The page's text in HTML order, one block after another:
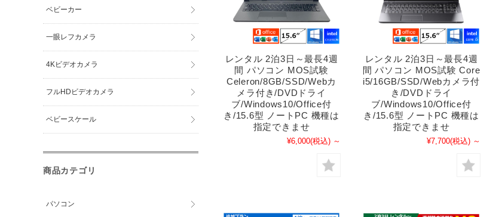
レンタル 2泊3日～最長4週
間 パソコン MOS試験
Celeron/8GB/SSD/Webカ
メラ付き/DVDドライ
ブ/Windows10/Office付
き/15.6型 ノートPC 機種は
指定できませ
¥6,000(税込) ～
レンタル 2泊3日～最長4週
間 パソコン MOS試験 Core
i5/16GB/SSD/Webカメラ付
き/DVDドライ
ブ/Windows10/Office付
き/15.6型 ノートPC 機種は
指定できませ
¥7,700(税込) ～
ベビーカー
一眼レフカメラ
4Kビデオカメラ
フルHDビデオカメラ
ベビースケール
商品カテゴリ
パソコン